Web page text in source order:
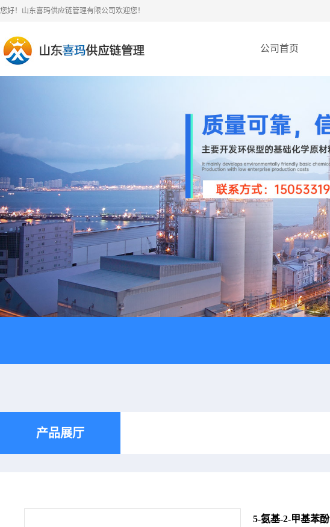
您好！山东喜玛供应链管理有限公司欢迎您！
公司首页
产品展厅
5-氨基-2-甲基苯酚